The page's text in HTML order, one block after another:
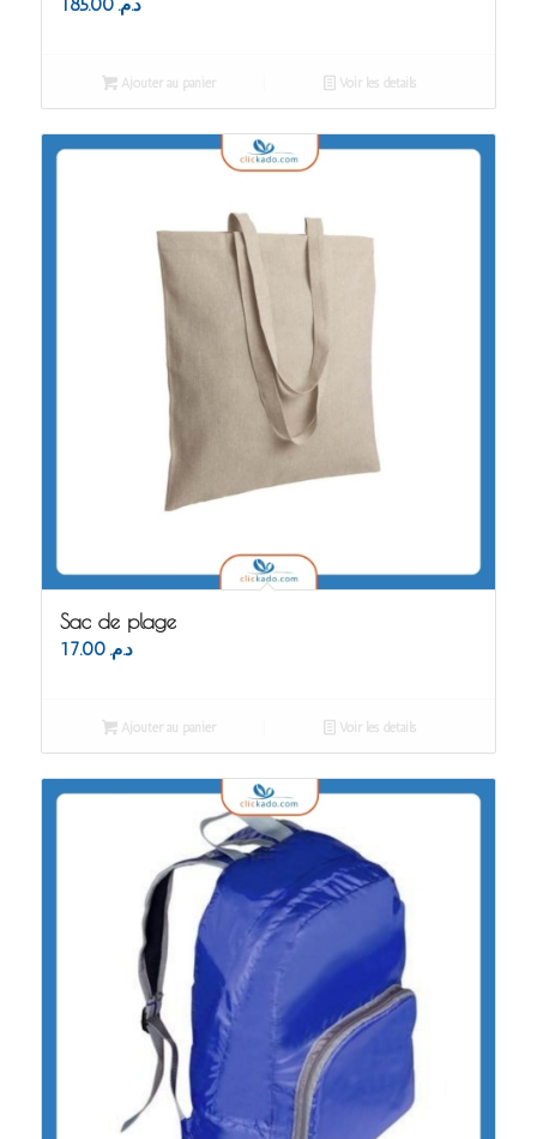
د.م. 185.00
Ajouter au panier Voir les détails
Sac de plage
د.م. 17.00
Ajouter au panier Voir les détails